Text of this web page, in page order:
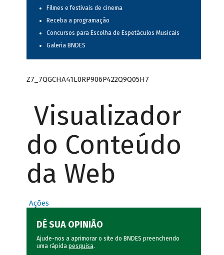
Filmes e festivais de cinema
Receba a programação
Concursos para Escolha de Espetáculos Musicais
Galeria BNDES
Z7_7QGCHA41L0RP906P422Q9Q05H7
Visualizador
do Conteúdo
da Web
Ações
DÊ SUA OPINIÃO
Ajude-nos a aprimorar o site do BNDES preenchendo
uma rápida pesquisa.